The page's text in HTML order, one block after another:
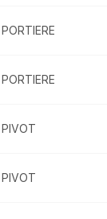
PORTIERE
PORTIERE
PIVOT
PIVOT